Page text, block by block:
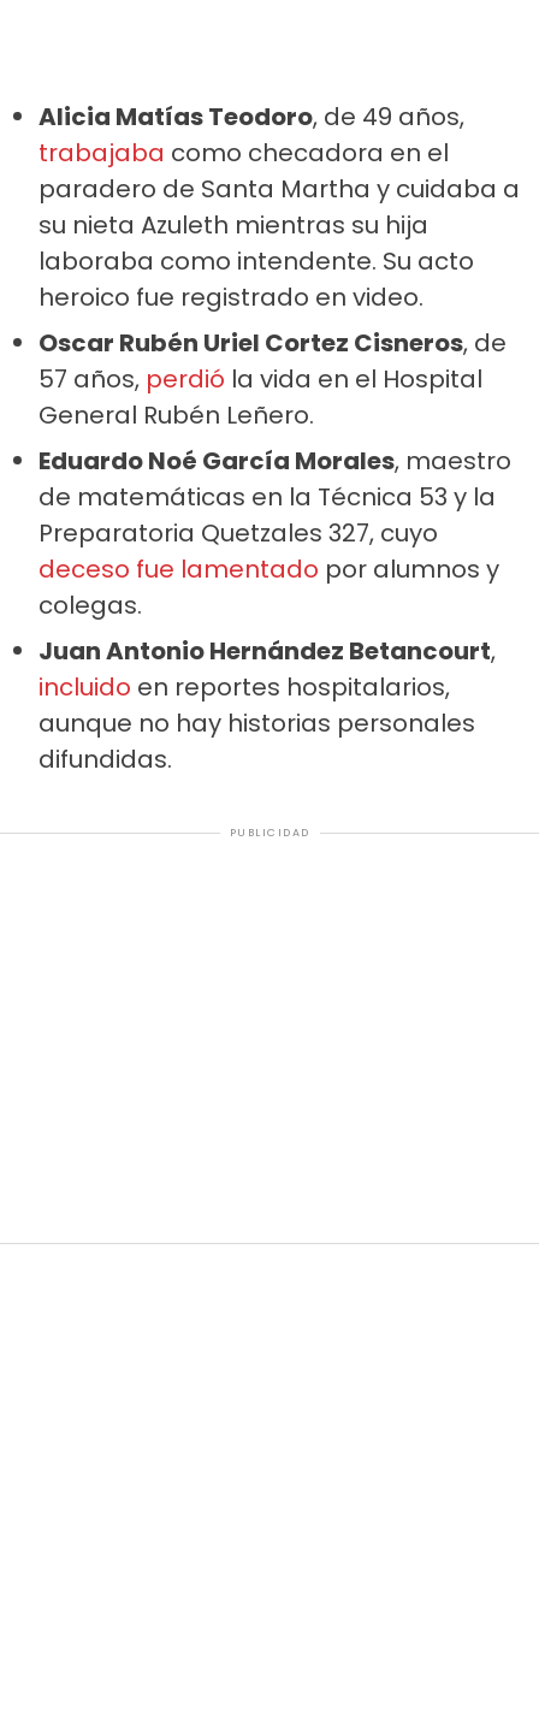
Alicia Matías Teodoro, de 49 años,
trabajaba como checadora en el
paradero de Santa Martha y cuidaba a
su nieta Azuleth mientras su hija
laboraba como intendente. Su acto
heroico fue registrado en video.
Oscar Rubén Uriel Cortez Cisneros, de
57 años, perdió la vida en el Hospital
General Rubén Leñero.
Eduardo Noé García Morales, maestro
de matemáticas en la Técnica 53 y la
Preparatoria Quetzales 327, cuyo
deceso fue lamentado por alumnos y
colegas.
Juan Antonio Hernández Betancourt,
incluido en reportes hospitalarios,
aunque no hay historias personales
difundidas.
PUBLICIDAD